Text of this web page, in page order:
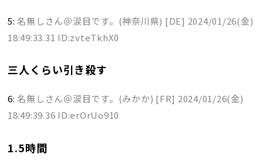
5:名無しさん＠涙目です。(神奈川県) [DE] 2024/01/26(金)
18:49:33.31 ID:zvteTkhX0
三人くらい引き殺す
6:名無しさん＠涙目です。(みかか) [FR] 2024/01/26(金)
18:49:39.36 ID:erOrUo910
1.5時間